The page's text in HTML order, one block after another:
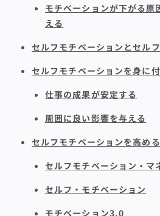
モチベーションが下がる原
える
セルフモチベーションとセル
セルフモチベーションを身に
仕事の成果が安定する
周囲に良い影響を与える
セルフモチベーションを高め
セルフモチベーション・マ
セルフ・モチベーション
モチベーション3.0